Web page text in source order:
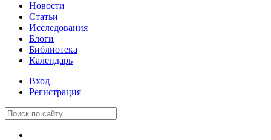
Новости
Статьи
Исследования
Блоги
Библиотека
Календарь
Вход
Регистрация